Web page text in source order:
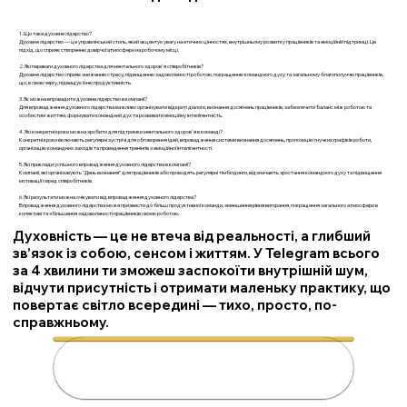
1. Що таке духовне лідерство?
Духовне лідерство — це управлінський стиль, який акцентує увагу на етичних цінностях, внутрішньому розвитку працівників та емоційній підтримці. Це
підхід, що сприяє створенню довірчої атмосфери на робочому місці.
2. Які переваги духовного лідерства для ментального здоров'я співробітників?
Духовне лідерство сприяє зниженню стресу, підвищенню задоволеності роботою, покращенню командного духу та загальному благополуччю працівників,
що, в свою чергу, підвищує їхню продуктивність.
3. Як можна впровадити духовне лідерство в компанії?
Для впровадження духовного лідерства важливо організувати відкриті діалоги, визнання досягнень працівників, забезпечити баланс між роботою та
особистим життям, формувати командний дух та розвивати емоційну інтелігентність.
4. Які конкретні кроки можна зробити для підтримки ментального здоров'я в команді?
Конкретні кроки включають регулярні зустрічі для обговорення ідей, впровадження системи визнання досягнень, пропозицію гнучких графіків роботи,
організацію командних заходів та проведення тренінгів з емоційної інтелігентності.
5. Які приклади успішного впровадження духовного лідерства в компанії?
Компанії, які організовують "День визнання" для працівників або проводять регулярні тімбілдинги, відзначають зростання командного духу та підвищення
мотивації серед співробітників.
6. Які результати можна очікувати від впровадження духовного лідерства?
Впровадження духовного лідерства може призвести до більш продуктивної команди, зменшення рівня вигорання, покращення загального атмосфери в
колективі та збільшення задоволеності працівників своєю роботою.
Духовність — це не втеча від реальності, а глибший
зв’язок із собою, сенсом і життям. У Telegram всього
за 4 хвилини ти зможеш заспокоїти внутрішній шум,
відчути присутність і отримати маленьку практику, що
повертає світло всередині — тихо, просто, по-
справжньому.
🌟 Розкрий свою духовність за 4